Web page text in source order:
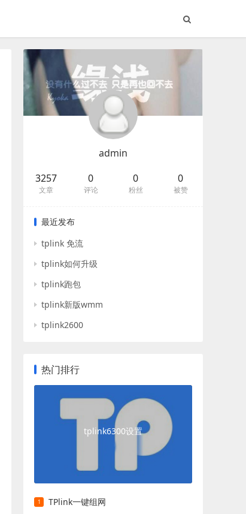
admin
3257
文章
0
评论
0
粉丝
0
被赞
最近发布
tplink 免流
tplink如何升级
tplink跑包
tplink新版wmm
tplink2600
热门排行
tplink6300设置
TPlink一键组网